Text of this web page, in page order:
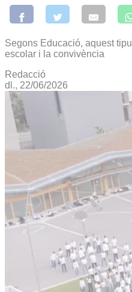
Segons Educació, aquest
escolar i la convivència
Redacció
dl., 22/06/2026